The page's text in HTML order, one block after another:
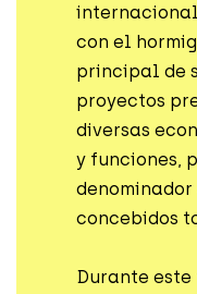
con el
principal de
proyectos
diversas
y funciones,
denominador
concebidos
Durante este